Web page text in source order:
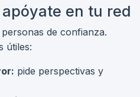
en tu red
de confianza.
útiles:
pide perspectivas y